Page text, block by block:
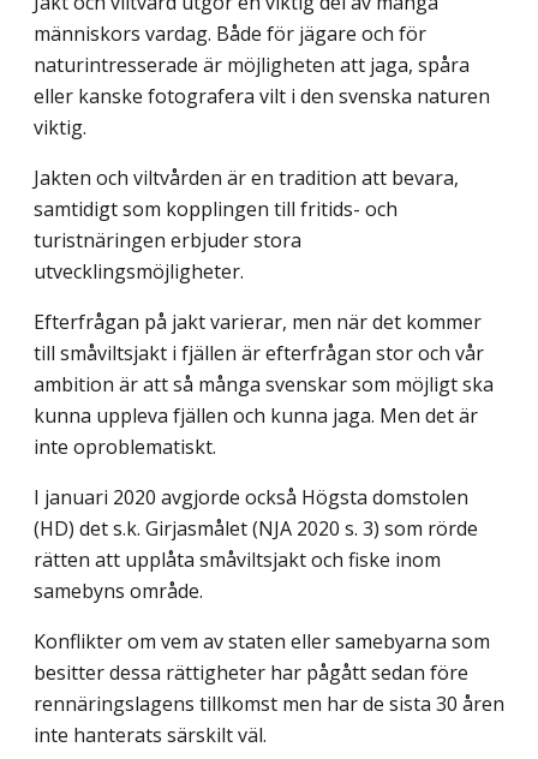
människors vardag. Både för jägare och för
naturintresserade är möjligheten att jaga, spåra
eller kanske fotografera vilt i den svenska naturen
viktig.
Jakten och viltvården är en tradition att bevara,
samtidigt som kopplingen till fritids- och
turistnäringen erbjuder stora
utvecklingsmöjligheter.
Efterfrågan på jakt varierar, men när det kommer
till småviltsjakt i fjällen är efter­frågan stor och vår
ambition är att så många svenskar som möjligt ska
kunna uppleva fjällen och kunna jaga. Men det är
inte oproblematiskt.
I januari 2020 avgjorde också Högsta domstolen
(HD) det s.k. Girjasmålet (NJA 2020 s. 3) som rörde
rätten att upplåta småviltsjakt och fiske inom
samebyns område.
Konflikter om vem av staten eller samebyarna som
besitter dessa rättigheter har pågått sedan före
rennäringslagens tillkomst men har de sista 30 åren
inte hanterats särskilt väl.